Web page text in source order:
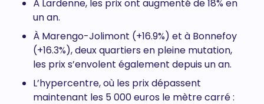
À Lardenne, les prix ont augmenté de 18% en
un an.
À Marengo-Jolimont (+16.9%) et à Bonnefoy
(+16.3%), deux quartiers en pleine mutation,
les prix s’envolent également depuis un an.
L’hypercentre, où les prix dépassent
maintenant les 5 000 euros le mètre carré :